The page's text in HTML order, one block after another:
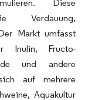
Diese
Verdauung,
Markt umfasst
Inulin, Fructo-
und andere
auf mehrere
Aquakultur